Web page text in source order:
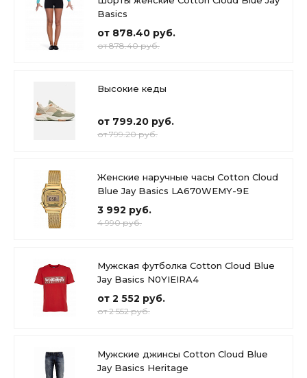
Basics
от 878.40 руб.
от 878.40 руб.
Высокие кеды
от 799.20 руб.
от 799.20 руб.
Женские наручные часы Cotton Cloud
Blue Jay Basics LA670WEMY-9E
3 992 руб.
4 990 руб.
Мужская футболка Cotton Cloud Blue
Jay Basics N0YIEIRA4
от 2 552 руб.
от 2 552 руб.
Мужские джинсы Cotton Cloud Blue
Jay Basics Heritage